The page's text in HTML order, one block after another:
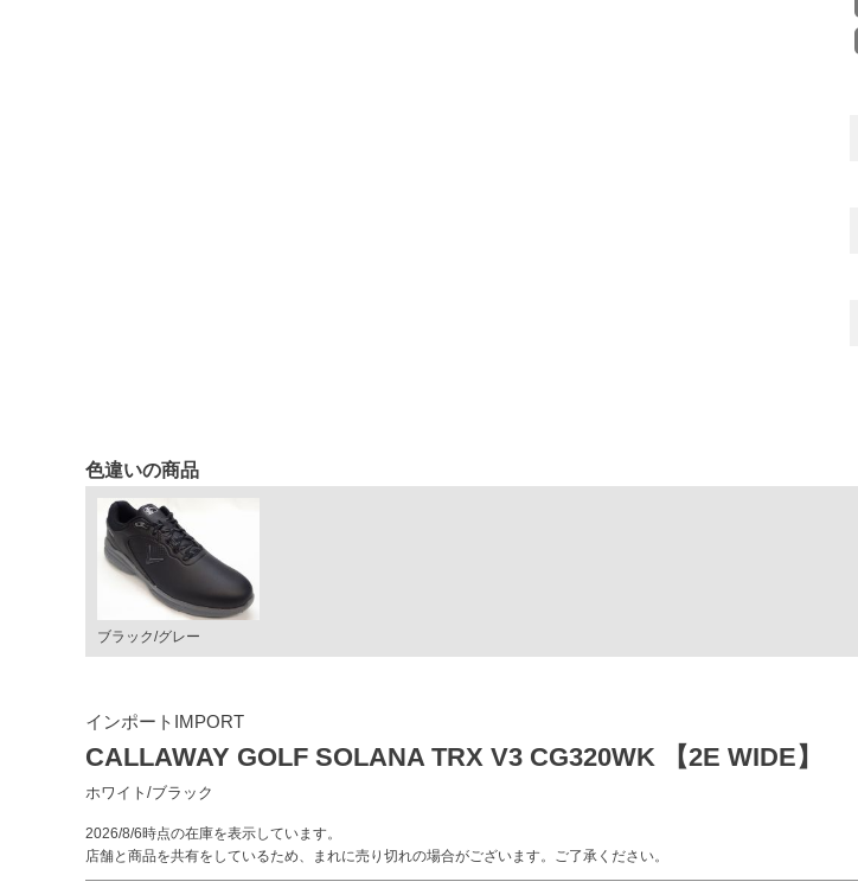
色違いの商品
ブラック/グレー
インポートIMPORT
CALLAWAY GOLF SOLANA TRX V3 CG320WK 【2E WIDE】
ホワイト/ブラック
2026/8/6時点の在庫を表示しています。
店舗と商品を共有をしているため、まれに売り切れの場合がございます。ご了承ください。